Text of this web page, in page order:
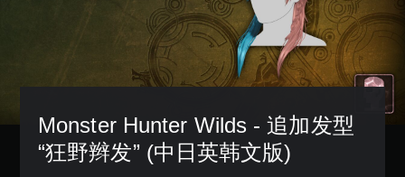
Monster Hunter Wilds - 追加发型
“狂野辫发” (中日英韩文版)